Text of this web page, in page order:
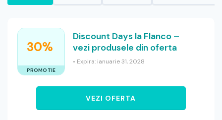
30%
PROMOTIE
Discount Days la Flanco –
vezi produsele din oferta
• Expira: ianuarie 31, 2028
VEZI OFERTA